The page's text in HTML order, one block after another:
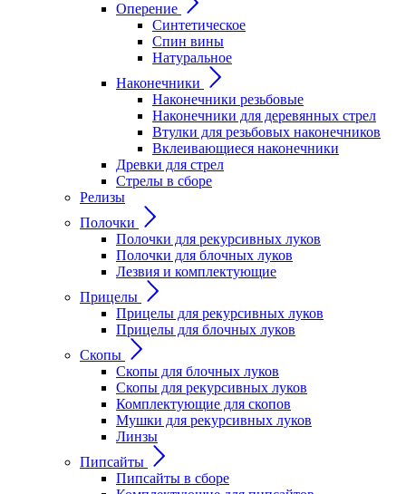
Оперение
Синтетическое
Спин вины
Натуральное
Наконечники
Наконечники резьбовые
Наконечники для деревянных стрел
Втулки для резьбовых наконечников
Вклеивающиеся наконечники
Древки для стрел
Стрелы в сборе
Релизы
Полочки
Полочки для рекурсивных луков
Полочки для блочных луков
Лезвия и комплектующие
Прицелы
Прицелы для рекурсивных луков
Прицелы для блочных луков
Скопы
Скопы для блочных луков
Скопы для рекурсивных луков
Комплектующие для скопов
Мушки для рекурсивных луков
Линзы
Пипсайты
Пипсайты в сборе